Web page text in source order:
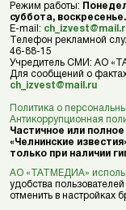
Режим работы:
суббота, воскресенье.
E-mail:
Телефон рекламной
46-88-15
Учредитель СМИ: АО
Для сообщений о
ch_izvest@mail.ru
Политика о
Антикоррупционная
Частичное или
«Челнинские
только при наличии
АО «ТАТМЕДИА»
удобства
отменить в настройках